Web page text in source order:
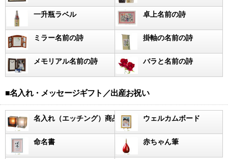
一升瓶ラベル 卓上名前の詩
ミラー名前の詩 掛軸の名前の詩
メモリアル名前の詩 バラと名前の詩
■名入れ・メッセージギフト／出産お祝い
名入れ（エッチング）商品 ウェルカムボード
命名書 赤ちゃん筆